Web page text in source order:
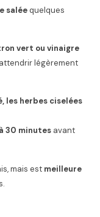
saléequelques
vert ou vinaigre
légèrement
les herbes ciselées
30 minutes avant
mais est meilleure